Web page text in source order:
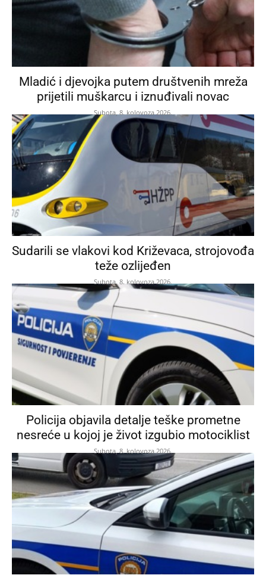
Mladić i djevojka putem društvenih mreža
prijetili muškarcu i iznuđivali novac
Subota, 8. kolovoza 2026.
Sudarili se vlakovi kod Križevaca, strojovođa
teže ozlijeđen
Subota, 8. kolovoza 2026.
Policija objavila detalje teške prometne
nesreće u kojoj je život izgubio motociklist
Subota, 8. kolovoza 2026.